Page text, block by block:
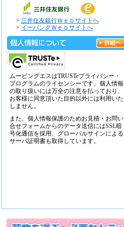
> 三井住友銀行Ｗｅｂサイトへ
> イーバンクＷｅｂサイトへ
ムービングエスはTRUSTeプライバシー・
プログラムのライセンシーです。個人情報
の取り扱いには万全の注意を払っており、
お客様に同意頂いた目的以外には利用いた
しません。
また、個人情報保護のためお見積・お問い
合せフォームからのデータ送信にはSSL暗
号化通信を採用、グローバルサインによる
サーバ証明書も取得しています。